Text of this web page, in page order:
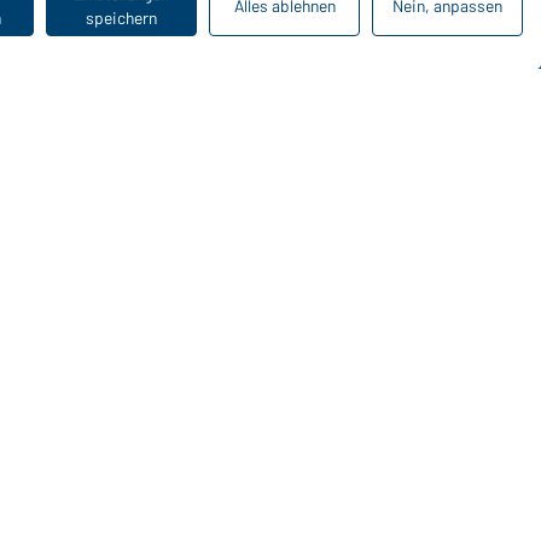
Zuletzt angesehen
speichern
Alles ablehnen Nein, anpassen